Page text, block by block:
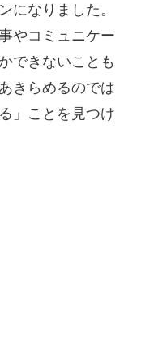
になりました。
やコミュニケー
できないことも
きらめるのでは
」ことを見つけ